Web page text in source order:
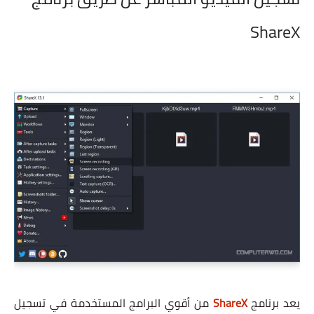
ShareX
يعد برنامجShareX من أقوي البرامج المستخدمة في تسجيل